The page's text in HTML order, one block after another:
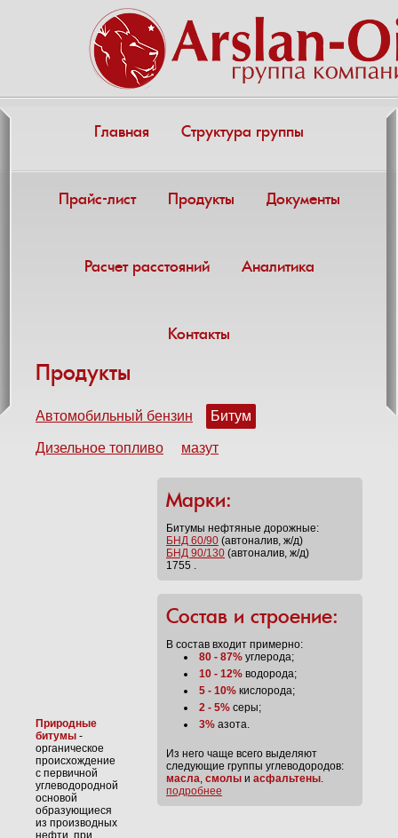
Главная Структура группы
Прайс-лист Продукты Документы
Расчет расстояний Аналитика
Контакты
Продукты
Автомобильный бензин Битум
Дизельное топливо мазут
Природные
битумы -
органическое
происхождение
с первичной
углеводородной
основой
образующиеся
из производных
нефти, при
Марки:
Битумы нефтяные дорожные:
БНД 60/90 (автоналив, ж/д)
БНД 90/130 (автоналив, ж/д)
1755 .
Состав и строение:
В состав входит примерно:
80 - 87% углерода;
10 - 12% водорода;
5 - 10% кислорода;
2 - 5% серы;
3% азота.
Из него чаще всего выделяют
следующие группы углеводородов:
масла, смолы и асфальтены.
подробнее